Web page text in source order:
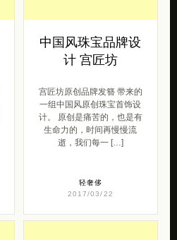
中国风珠宝品牌设
计 宫匠坊
宫匠坊原创品牌发簪 带来的
一组中国风原创珠宝首饰设
计。 原创是痛苦的，也是有
生命力的，时间再慢慢流
逝，我们每一 […]
轻奢侈
2017/03/22